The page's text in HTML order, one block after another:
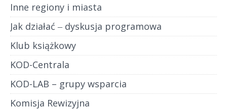
Inne regiony i miasta
Jak działać ‒ dyskusja programowa
Klub książkowy
KOD-Centrala
KOD-LAB – grupy wsparcia
Komisja Rewizyjna